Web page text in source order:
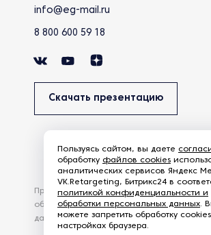
info@eg-mail.ru
8 800 600 59 18
Скачать презентацию
Продолжая использовать наш сайт, вы
обработку файлов Cookies и других
данных, в соответствии сПолитикой
Пользуясь сайтом, вы даете
обработку файлов cookies
аналитических сервисов Яндекс
VK.Retargeting, Битрикс24 в
политикой конфиденциальности и
обработки персональных данных.
можете запретить обработку
настройках браузера.